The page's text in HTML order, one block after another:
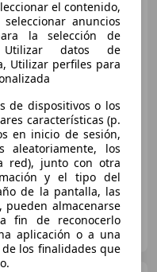
S&S Shine 100
73 kW (99 CV)
el contenido,
anuncios
la selección de
Utilizar datos de
Utilizar perfiles para
de dispositivos o los
características (p.
en inicio de sesión,
aleatoriamente, los
red), junto con otra
y el tipo del
de la pantalla, las
pueden almacenarse
fin de reconocerlo
aplicación o a una
los finalidades que